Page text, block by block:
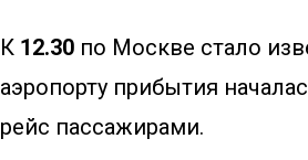
К 12.30 по Москве стало
аэропорту прибытия
рейс пассажирами.